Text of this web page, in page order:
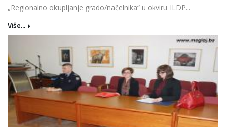
„Regionalno okupljanje grado/načelnika“ u okviru ILDP...
Više...